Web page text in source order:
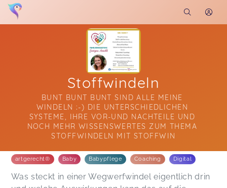
Stoffwindeln
BUNT BUNT BUNT SIND ALLE MEINE
WINDELN :-) DIE UNTERSCHIEDLICHEN
SYSTEME, IHRE VOR-UND NACHTEILE UND
NOCH MEHR WISSENSWERTES ZUM THEMA
STOFFWINDELN MIT STOFFWIN
Soon you will learn more about me here...
artgerecht® Baby Babypflege Coaching Digital
Was steckt in einer Wegwerfwindel eigentlich drin